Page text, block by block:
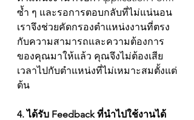
ซ้ำ ๆ และรอการตอบกลับที่ไม่แน่นอน
เราจึงช่วยคัดกรองตำแหน่งงานที่ตรง
กับความสามารถและความต้องการ
ของคุณมาให้แล้ว คุณจึงไม่ต้องเสีย
เวลาไปกับตำแหน่งที่ไม่เหมาะสมตั้งแต่
ต้น
4. ได้รับ Feedback ที่นำไปใช้งานได้